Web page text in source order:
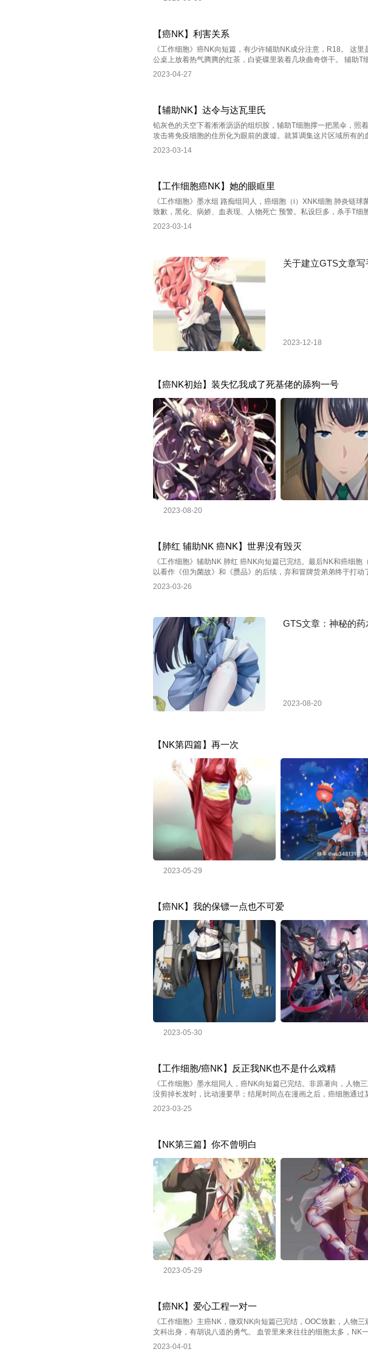
【癌NK】利害关系
《工作细胞》癌NK向短篇，有少许辅助NK成分注意，R18。 这
公桌上放着热气腾腾的红茶，白瓷碟里装着几块曲奇饼干。 辅助T
2023-04-27
【辅助NK】达令与达瓦里氏
铅灰色的天空下着淅淅沥沥的组织胺，辅助T细胞撑一把黑伞，照
攻击将免疫细胞的住所化为眼前的废墟。就算调集这片区域所有
2023-03-14
【工作细胞癌NK】她的眼眶里
《工作细胞》墨水组 路痴组同人，癌细胞（i）XNK细胞 肺炎链
致歉，黑化、病娇、血表现、人物死亡 预警。私设巨多，杀手T细
2023-03-14
关于建立GTS文章
2023-12-18
【癌NK初始】装失忆我成了死基佬的舔狗一号
2023-08-20
【肺红 辅助NK 癌NK】世界没有毁灭
《工作细胞》辅助NK 肺红 癌NK向短篇已完结。最后NK和癌细
以看作《但为菌故》和《赝品》的后续，弃和冒牌货弟弟终于打
2023-03-26
GTS文章：神秘的药
2023-08-20
【NK第四篇】再一次
2023-05-29
【癌NK】我的保镖一点也不可爱
2023-05-30
【工作细胞/癌NK】反正我NK也不是什么戏精
《工作细胞》墨水组同人，癌NK向短篇已完结。非原著向，人
没剪掉长发时，比动漫要早；结尾时间点在漫画之后，癌细胞通
2023-03-25
【NK第三篇】你不曾明白
2023-05-29
【癌NK】爱心工程一对一
《工作细胞》主癌NK，微双NK向短篇已完结，OOC致歉，人物
文科出身，有胡说八道的勇气。 血管里来来往往的细胞太多，NK
2023-04-01